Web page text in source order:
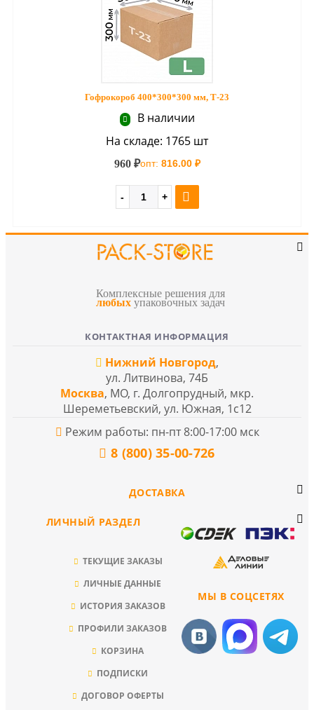
Гофрокороб 400*300*300 мм, Т-23
В наличии
На складе: 1765 шт
960 ₽опт: 816.00 ₽
Комплексные решения для
любых упаковочных задач
КОНТАКТНАЯ ИНФОРМАЦИЯ
Нижний Новгород,
ул. Литвинова, 74Б
Москва, МО, г. Долгопрудный, мкр.
Шереметьевский, ул. Южная, 1с12
Режим работы: пн-пт 8:00-17:00 мск
8 (800) 35-00-726
ДОСТАВКА
МЫ В СОЦСЕТЯХ
ЛИЧНЫЙ РАЗДЕЛ
ТЕКУЩИЕ ЗАКАЗЫ
ЛИЧНЫЕ ДАННЫЕ
ИСТОРИЯ ЗАКАЗОВ
ПРОФИЛИ ЗАКАЗОВ
КОРЗИНА
ПОДПИСКИ
ДОГОВОР ОФЕРТЫ